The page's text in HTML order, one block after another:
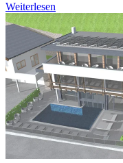
Weiterlesen